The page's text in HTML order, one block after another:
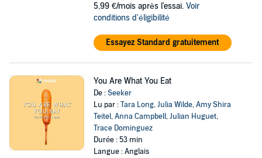
5,99 €/mois après l'essai. Voir
conditions d'éligibilité
Essayez Standard gratuitement
You Are What You Eat
De :Seeker
Lu par :Tara Long,Julia Wilde,Amy Shira
Teitel,Anna Campbell,Julian Huguet,
Trace Dominguez
Durée : 53 min
Langue : Anglais